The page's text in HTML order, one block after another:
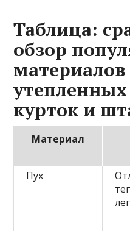
Таблица:
обзор
курток и
Материал
Пух